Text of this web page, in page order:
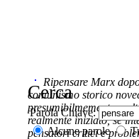
Ripensare Marx
comunismo storico
presumibilmemente
realmente iniziato, se
pensatori critici e
Cerca
Parola Chiave:
Alcune parole